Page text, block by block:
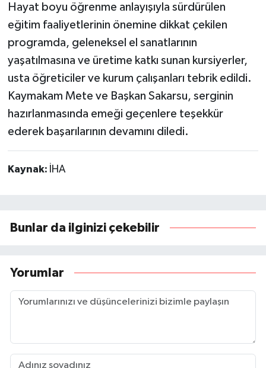
Hayat boyu öğrenme anlayışıyla sürdürülen
eğitim faaliyetlerinin önemine dikkat çekilen
programda, geleneksel el sanatlarının
yaşatılmasına ve üretime katkı sunan kursiyerler,
usta öğreticiler ve kurum çalışanları tebrik edildi.
Kaymakam Mete ve Başkan Sakarsu, serginin
hazırlanmasında emeği geçenlere teşekkür
ederek başarılarının devamını diledi.
Kaynak: İHA
Bunlar da ilginizi çekebilir
Yorumlar